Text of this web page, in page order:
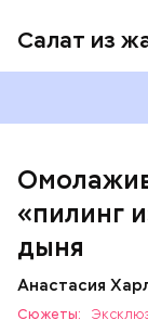
Салат из
«пилинг
дыня
Анастасия
Сюжеты:
ногти и
витамин С
клетчатка
излишки
фолиевая
она
чтобы
плода.
— В момент
контролем и